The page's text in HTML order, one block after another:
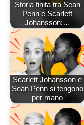
Storia finita tra Sean
Penn e Scarlett
Johansson:…
Scarlett Johansson e
Sean Penn si tengono
per mano